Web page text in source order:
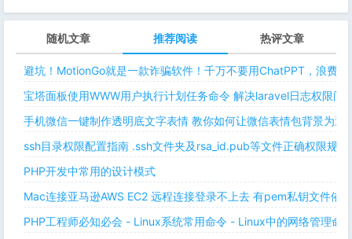
随机文章 推荐阅读 热评文章
避坑！MotionGo就是一款诈骗软件！千万不要用ChatPPT，浪费时
宝塔面板使用WWW用户执行计划任务命令 解决laravel日志权限问
手机微信一键制作透明底文字表情 教你如何让微信表情包背景为
ssh目录权限配置指南 .ssh文件夹及rsa_id.pub等文件正确权限规则
PHP开发中常用的设计模式
Mac连接亚马逊AWS EC2 远程连接登录不上去 有pem私钥文件依
PHP工程师必知必会 - Linux系统常用命令 - Linux中的网络管理命